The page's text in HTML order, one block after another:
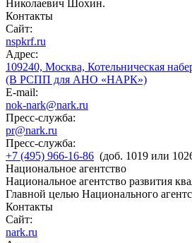
Николаевич Шохин.
Контакты
Сайт:
nspkrf.ru
Адрес:
109240, Москва, Котельническая
(В РСПП для АНО «НАРК»)
E-mail:
nok-nark@nark.ru
Пресс-служба:
pr@nark.ru
Пресс-служба:
+7 (495) 966-16-86 (доб. 1019 или
Национальное агентство
Национальное агентство развития
Главной целью Национального
Контакты
Сайт:
nark.ru